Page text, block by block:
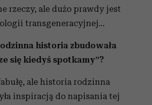
rzeczy, ale dużo prawdy jest
transgeneracyjnej…
historia zbudowała
się kiedyś spotkamy”?
ale historia rodzinna
inspiracją do napisania tej